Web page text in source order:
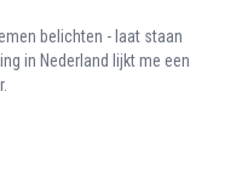
belichten - laat staan
in Nederland lijkt me een